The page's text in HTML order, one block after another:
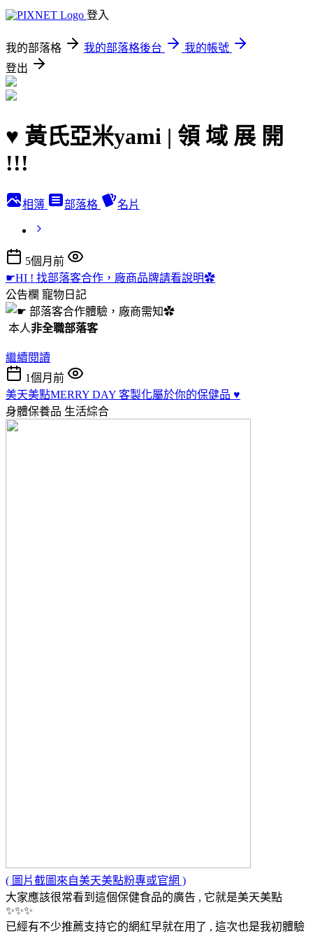
登入
我的部落格 我的部落格後台
我的帳號
登出
♥ 黃氏亞米yami | 領 域 展 開
!!!
相簿 部落格 名片
5個月前
☛HI ! 找部落客合作，廠商品牌請看說明✿
公告欄 寵物日記
本人非全職部落客
繼續閱讀
1個月前
美天美點MERRY DAY 客製化屬於你的保健品 ♥️
身體保養品 生活綜合
( 圖片截圖來自美天美點粉專或官網 )
大家應該很常看到這個保健食品的廣告 , 它就是美天美點
✨✨✨
已經有不少推薦支持它的網紅早就在用了 , 這次也是我初體驗